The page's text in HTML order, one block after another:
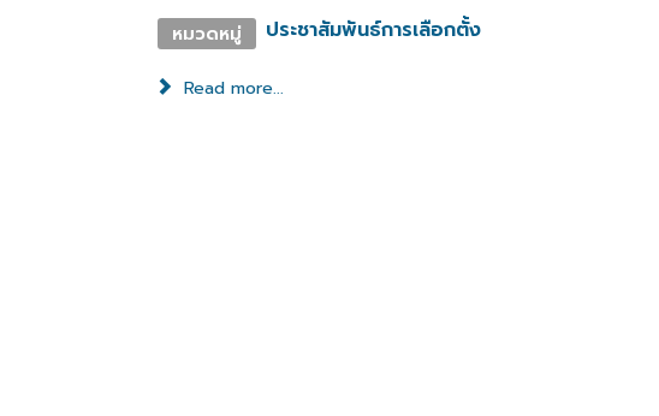
หมวดหมู่ ประชาสัมพันธ์การเลือกตั้ง
Read more...